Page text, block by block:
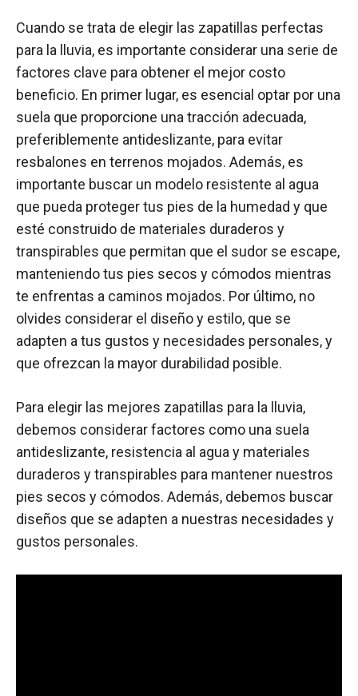
Cuando se trata de elegir las zapatillas perfectas
para la lluvia, es importante considerar una serie de
factores clave para obtener el mejor costo
beneficio. En primer lugar, es esencial optar por una
suela que proporcione una tracción adecuada,
preferiblemente antideslizante, para evitar
resbalones en terrenos mojados. Además, es
importante buscar un modelo resistente al agua
que pueda proteger tus pies de la humedad y que
esté construido de materiales duraderos y
transpirables que permitan que el sudor se escape,
manteniendo tus pies secos y cómodos mientras
te enfrentas a caminos mojados. Por último, no
olvides considerar el diseño y estilo, que se
adapten a tus gustos y necesidades personales, y
que ofrezcan la mayor durabilidad posible.
Para elegir las mejores zapatillas para la lluvia,
debemos considerar factores como una suela
antideslizante, resistencia al agua y materiales
duraderos y transpirables para mantener nuestros
pies secos y cómodos. Además, debemos buscar
diseños que se adapten a nuestras necesidades y
gustos personales.